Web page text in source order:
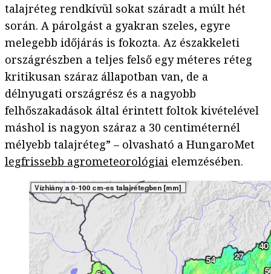
talajréteg rendkívül sokat száradt a múlt hét
során. A párolgást a gyakran szeles, egyre
melegebb időjárás is fokozta. Az északkeleti
országrészben a teljes felső egy méteres réteg
kritikusan száraz állapotban van, de a
délnyugati országrész és a nagyobb
felhőszakadások által érintett foltok kivételével
máshol is nagyon száraz a 30 centiméternél
mélyebb talajréteg” – olvasható a HungaroMet
legfrissebb agrometeorológiai elemzésében.